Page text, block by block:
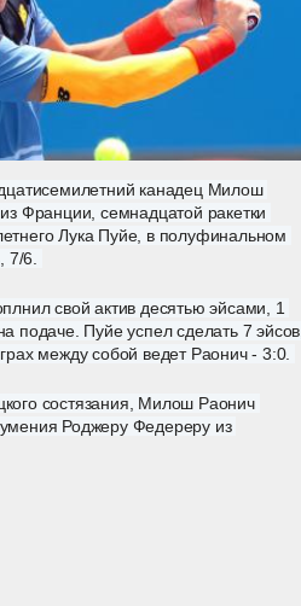
канадец Милош
Франции, семнадцатой ракетки
Лука Пуйе, в полуфинальном
7/6.
свой актив десятью эйсами, 1
подаче. Пуйе успел сделать 7 эйсов,
между собой ведет Раонич - 3:0.
состязания, Милош Раонич
Роджеру Федереру из